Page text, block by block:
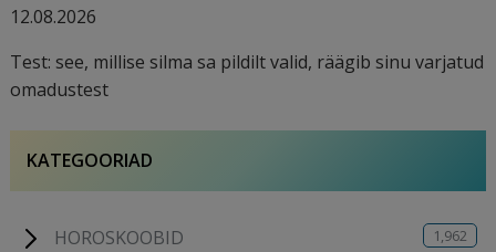
12.08.2026
Test: see, millise silma sa pildilt valid, räägib sinu varjatud
omadustest
KATEGOORIAD
HOROSKOOBID 1,962